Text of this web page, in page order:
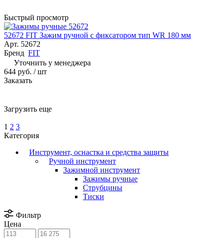
Быстрый просмотр
52672 FIT Зажим ручной с фиксатором тип WR 180 мм
Арт. 52672
Бренд FIT
Уточнить у менеджера
644 руб. / шт
Заказать
Загрузить еще
1 2 3
Категория
Инструмент, оснастка и средства защиты
Ручной инструмент
Зажимной инструмент
Зажимы ручные
Струбцины
Тиски
Фильтр
Цена